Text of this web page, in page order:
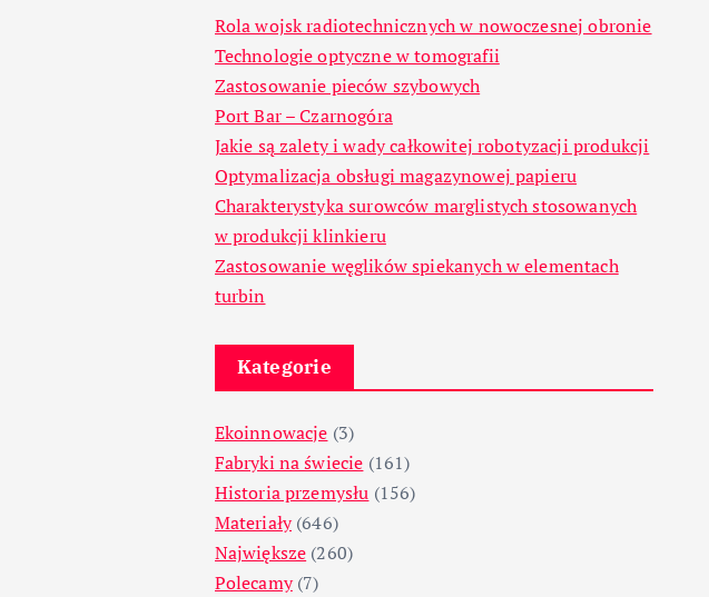
Rola wojsk radiotechnicznych w nowoczesnej obronie
Technologie optyczne w tomografii
Zastosowanie pieców szybowych
Port Bar – Czarnogóra
Jakie są zalety i wady całkowitej robotyzacji produkcji
Optymalizacja obsługi magazynowej papieru
Charakterystyka surowców marglistych stosowanych
w produkcji klinkieru
Zastosowanie węglików spiekanych w elementach
turbin
Kategorie
Ekoinnowacje (3)
Fabryki na świecie (161)
Historia przemysłu (156)
Materiały(646)
Największe (260)
Polecamy(7)